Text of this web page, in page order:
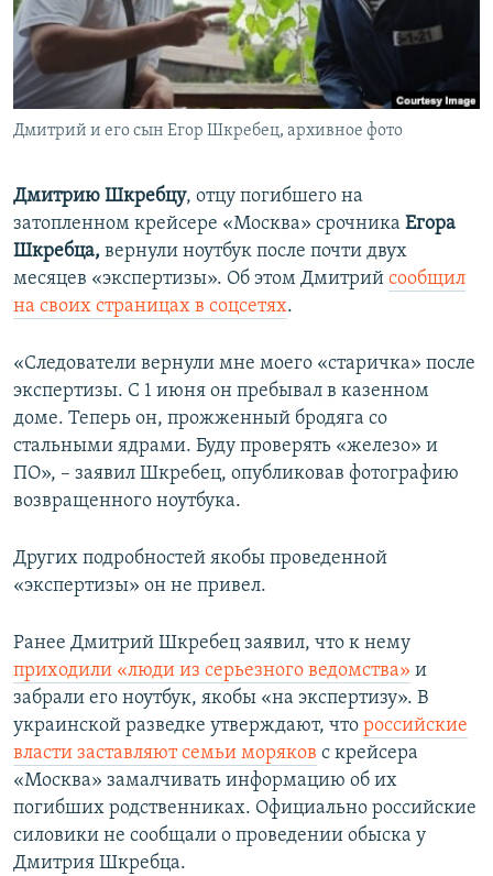
ПОБЕДИТЕЛЕЙ НЕ СУДЯТ?
КРЫМ.НЕПОКОРЕННЫЙ
УКРАИНСКАЯ ПРОБЛЕМА КРЫМА
ПРИСОЕДИНЯЙТЕСЬ!
Дмитрий и его сын Егор Шкребец, архивное фото
Дмитрию Шкребцу, отцу погибшего на
затопленном крейсере «Москва» срочника Егора
Шкребца, вернули ноутбук после почти двух
месяцев «экспертизы». Об этом Дмитрий сообщил
на своих страницах в соцсетях.
«Следователи вернули мне моего «старичка» после
экспертизы. С 1 июня он пребывал в казенном
доме. Теперь он, прожженный бродяга со
стальными ядрами. Буду проверять «железо» и
ПО», – заявил Шкребец, опубликовав фотографию
возвращенного ноутбука.
Других подробностей якобы проведенной
«экспертизы» он не привел.
Ранее Дмитрий Шкребец заявил, что к нему
приходили «люди из серьезного ведомства» и
забрали его ноутбук, якобы «на экспертизу». В
украинской разведке утверждают, что российские
власти заставляют семьи моряков с крейсера
«Москва» замалчивать информацию об их
погибших родственниках. Официально российские
силовики не сообщали о проведении обыска у
Дмитрия Шкребца.